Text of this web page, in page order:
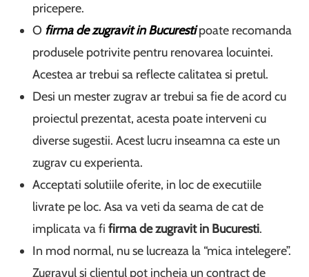
pricepere.
O firma de zugravit in Bucurestipoate recomanda
produsele potrivite pentru renovarea locuintei.
Acestea ar trebui sa reflecte calitatea si pretul.
Desi un mester zugrav ar trebui sa fie de acord cu
proiectul prezentat, acesta poate interveni cu
diverse sugestii. Acest lucru inseamna ca este un
zugrav cu experienta.
Acceptati solutiile oferite, in loc de executiile
livrate pe loc. Asa va veti da seama de cat de
implicata va fifirma de zugravit in Bucuresti.
In mod normal, nu se lucreaza la “mica intelegere”.
Zugravul si clientul pot incheia un contract de